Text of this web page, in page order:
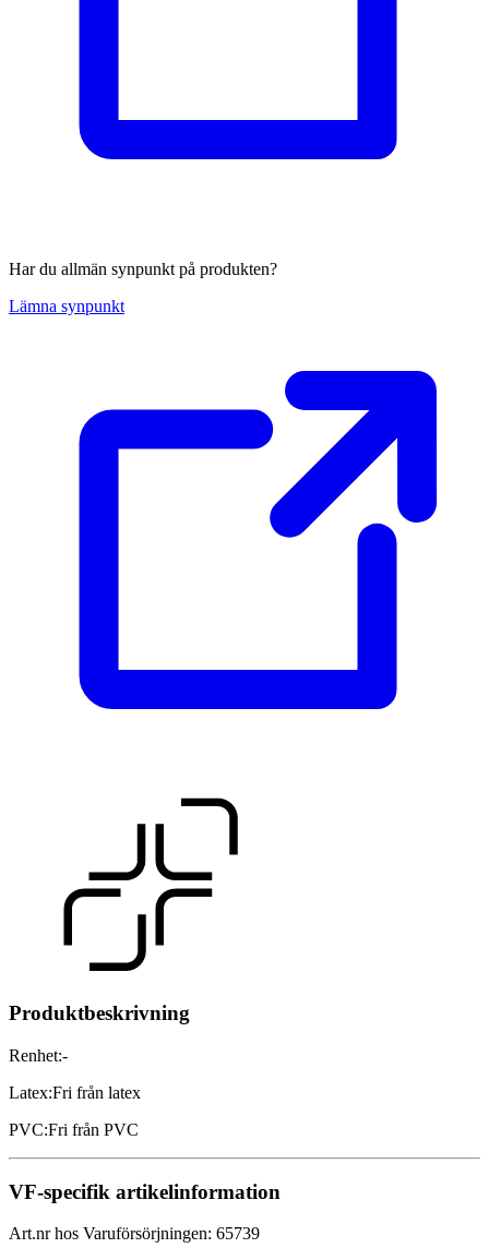
Har du allmän synpunkt på produkten?
Lämna synpunkt
Produktbeskrivning
Renhet:-
Latex:Fri från latex
PVC:Fri från PVC
VF-specifik artikelinformation
Art.nr hos Varuförsörjningen: 65739